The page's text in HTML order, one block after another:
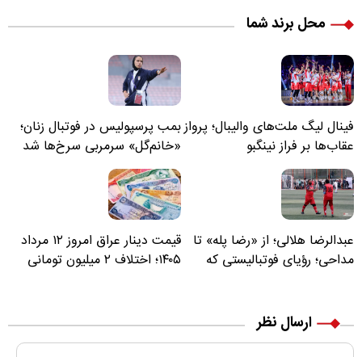
محل برند شما
فینال لیگ ملت‌های والیبال؛ پرواز
عقاب‌ها بر فراز نینگبو
بمب پرسپولیس در فوتبال زنان؛
«خانم‌گل» سرمربی سرخ‌ها شد
عبدالرضا هلالی؛ از «رضا پله» تا
مداحی؛ رؤیای فوتبالیستی که
قیمت دینار عراق امروز ۱۲ مرداد
۱۴۰۵؛ اختلاف ۲ میلیون تومانی
ارسال نظر